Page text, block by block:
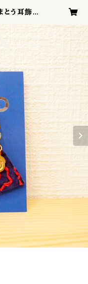
とう耳飾り